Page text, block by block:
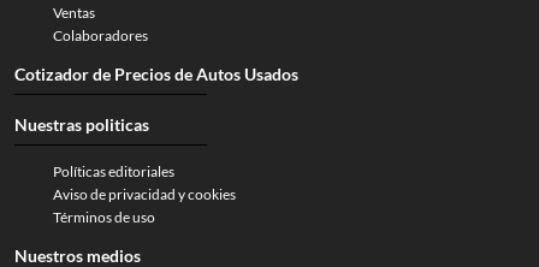
Ventas
Colaboradores
Cotizador de Precios de Autos Usados
Nuestras politicas
Políticas editoriales
Aviso de privacidad y cookies
Términos de uso
Nuestros medios